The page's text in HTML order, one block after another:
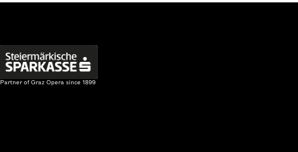
Partner of Graz Opera since 1899